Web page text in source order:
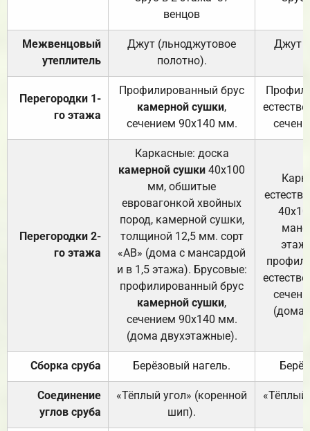
венцов
Межвенцовый
утеплитель
Джут (льноджутовое
полотно).
Джут
Перегородки 1-
го этажа
Профилированный брус
камерной сушки,
сечением 90х140 мм.
Перегородки 2-
го этажа
Каркасные: доска
камерной сушки 40х100
мм, обшитые
евровагонкой хвойных
пород, камерной сушки,
толщиной 12,5 мм. сорт
«АВ» (дома с мансардой
и в 1,5 этажа). Брусовые:
профилированный брус
камерной сушки,
сечением 90х140 мм.
(дома двухэтажные).
(дома
Сборка сруба Берёзовый нагель.
Соединение
углов сруба
«Тёплый угол» (коренной
шип).
«Тёплый